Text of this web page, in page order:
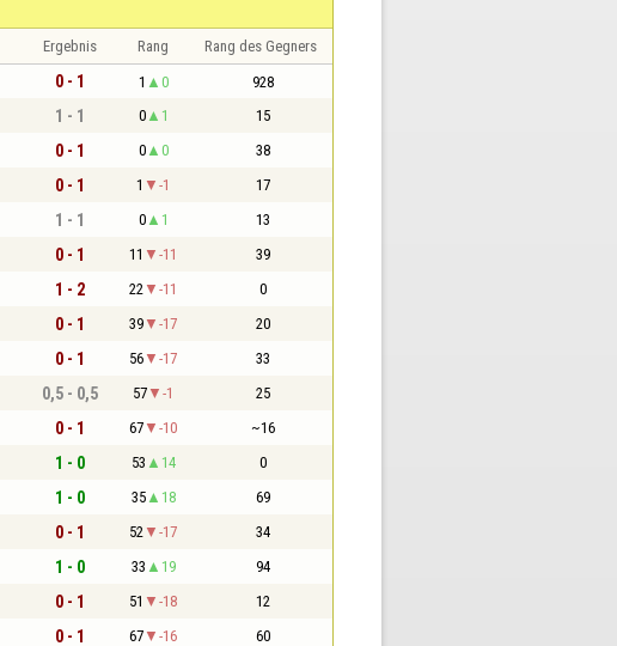
Ergebnis Rang Rang des Gegners
0 - 1 1 0 928
1 - 1 0 1 15
0 - 1 0 0 38
0 - 1 1 -1 17
1 - 1 0 1 13
0 - 1 11 -11 39
1 - 2 22 -11 0
0 - 1 39 -17 20
0 - 1 56 -17 33
0,5 - 0,5 57 -1 25
0 - 1 67 -10 ~16
1 - 0 53 14 0
1 - 0 35 18 69
0 - 1 52 -17 34
1 - 0 33 19 94
0 - 1 51 -18 12
0 - 1 67 -16 60